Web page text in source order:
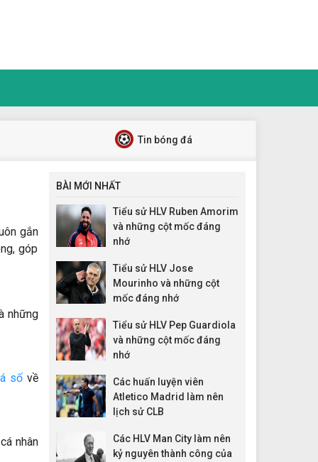
Tin bóng đá
gắn
góp
những
sốvề
nhân
BÀI MỚI NHẤT
Tiểu sử HLV Ruben Amorim
và những cột mốc đáng
nhớ
Tiểu sử HLV Jose
Mourinho và những cột
mốc đáng nhớ
Tiểu sử HLV Pep Guardiola
và những cột mốc đáng
nhớ
Các huấn luyện viên
Atletico Madrid làm nên
lịch sử CLB
Các HLV Man City làm nên
kỷ nguyên thành công của